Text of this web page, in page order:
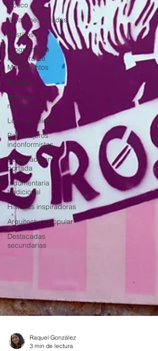
Gótico
Joyas inesperadas
Castillos
Programa de
Apertura de
Monumentos
Mudéjar
Iglesias y
monasterios
Los más leídos
Para viajeros
inconformistas
Destacada en
portada
Indumentaria
tradicional
Historias inspiradoras
Arquitectura popular
Destacadas
secundarias